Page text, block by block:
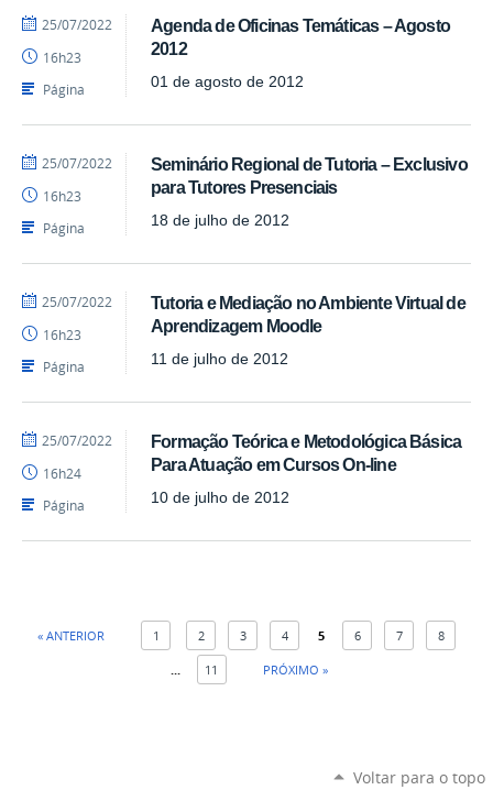
Agenda de Oficinas Temáticas – Agosto
2012
01 de agosto de 2012
por
-
SEAD
publicado
25/07/2022
16h23
Página
Seminário Regional de Tutoria – Exclusivo
para Tutores Presenciais
18 de julho de 2012
por
-
SEAD
publicado
25/07/2022
16h23
Página
Tutoria e Mediação no Ambiente Virtual de
Aprendizagem Moodle
11 de julho de 2012
por
-
SEAD
publicado
25/07/2022
16h23
Página
Formação Teórica e Metodológica Básica
Para Atuação em Cursos On-line
10 de julho de 2012
por
-
SEAD
publicado
25/07/2022
16h24
Página
« ANTERIOR 1 2 3 4 5 6 7 8
... 11 PRÓXIMO »
Voltar para o topo